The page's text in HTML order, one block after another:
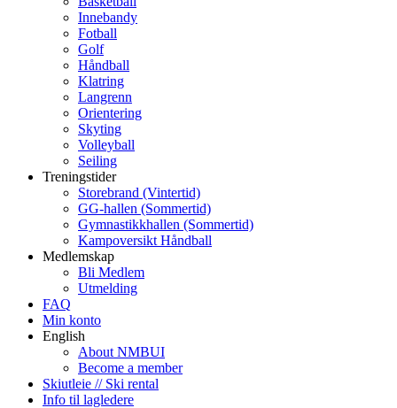
Innebandy
Fotball
Golf
Håndball
Klatring
Langrenn
Orientering
Skyting
Volleyball
Seiling
Treningstider
Storebrand (Vintertid)
GG-hallen (Sommertid)
Gymnastikkhallen (Sommertid)
Kampoversikt Håndball
Medlemskap
Bli Medlem
Utmelding
FAQ
Min konto
English
About NMBUI
Become a member
Skiutleie // Ski rental
Info til lagledere